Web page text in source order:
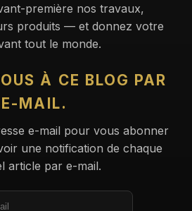
première nos travaux,
produits — et donnez votre
tout le monde.
À CE BLOG PAR
E-MAIL.
e-mail pour vous abonner
une notification de chaque
article par e-mail.